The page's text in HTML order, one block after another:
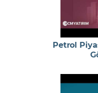
Petrol